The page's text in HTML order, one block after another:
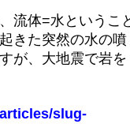
流体=水というこ
きた突然の水の噴
が、大地震で岩を
slug-